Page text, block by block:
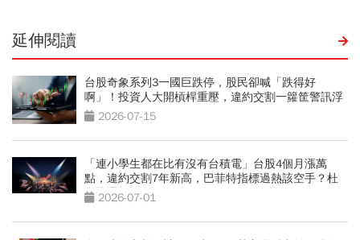
延伸閱讀
台股奇象系列3一國巨跌停，股民卻喊「跌得好
啊」！投資人大開槓桿重壓，違約交割一籮筐警訊浮
現 2026-07-15
「連小學生都在比有沒有台積電」台股4個月漲萬
點，違約交割7年新高，巴菲特指標過熱該空手？杜
金龍曝操作
2026-07-01